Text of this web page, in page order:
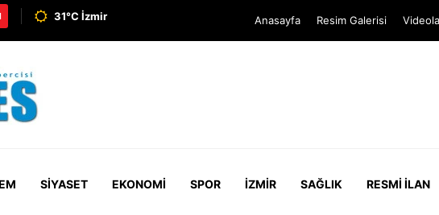
31°C İzmir Anasayfa Resim Galerisi
SIYASET EKONOMI SPOR İZMIR SAĞLIK RESMI İLAN